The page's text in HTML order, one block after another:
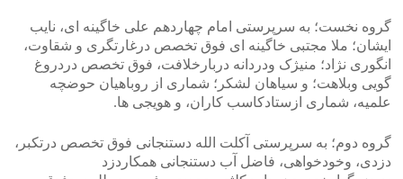
گروه نخست؛ به سرپرستی امام چهاردهم علی خاگینه ای، نایب
ایشان؛ ملا مجتبی خاگینه ای فوق تخصص درغارتگری و شقاوت،
انگوری نژاد؛ منیژک ودردانه دربارخلافت، فوق تخصص دردروغ
گویی وبلاهت؛ و سیاهان لشکر؛ شماری از روباهیان حوضچه
علمیه، شماری ازستادکاسب کاران، و هویجی ها.
گروه دوم؛ به سرپرستی آکلت الله دستنجانی فوق تخصص درتکبر،
دزدی، وخودخواهی، فاضل آب دستنجانی همکاردزد